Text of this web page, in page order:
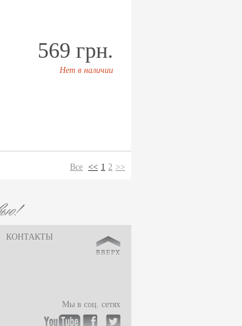
569 грн.
Нет в наличии
Все << 1 2 >>
КОНТАКТЫ
Мы в соц. сетях